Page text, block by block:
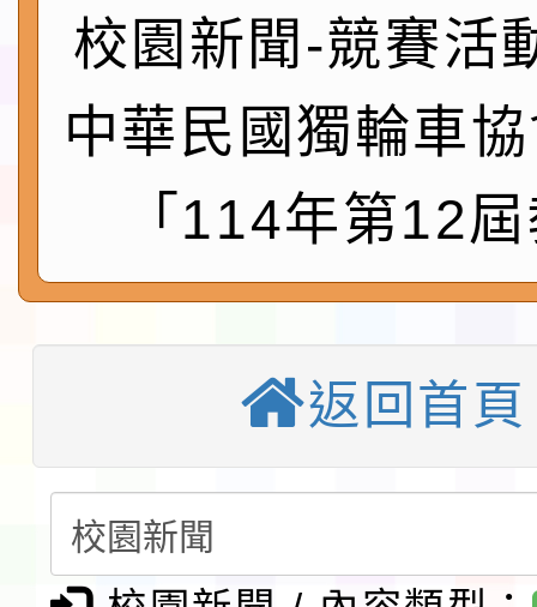
實施要點各1份
程
函轉國家通訊傳播委員
鎮韌性（防空）演習－
速演練執行計畫」
「115年金融知識線上
法」
第3次招考代課鐘點教
告(不再辦理後續甄選)
檢送「桃園市115學年
賽實施要點」1份
程安排一案
「桃園市補助參觀特色
展演活動實施計畫」
請一案
教育部校安中心白海豚
報
淨零綠領人才培育課程
校園新聞-競賽活
中華民國獨輪車
「114年第12
返回首頁